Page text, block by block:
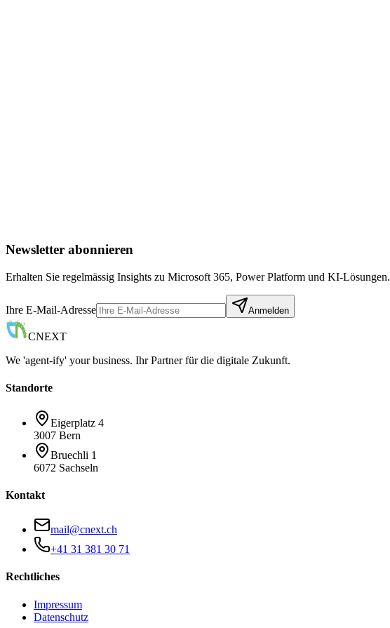
Newsletter abonnieren
Erhalten Sie regelmässig Insights zu Microsoft 365, Power Platform und KI-Lösungen.
Ihre E-Mail-Adresse Anmelden
CNEXT
We 'agent-ify' your business. Ihr Partner für die digitale Zukunft.
Standorte
Eigerplatz 4
3007 Bern
Bruechli 1
6072 Sachseln
Kontakt
mail@cnext.ch
+41 31 381 30 71
Rechtliches
Impressum
Datenschutz